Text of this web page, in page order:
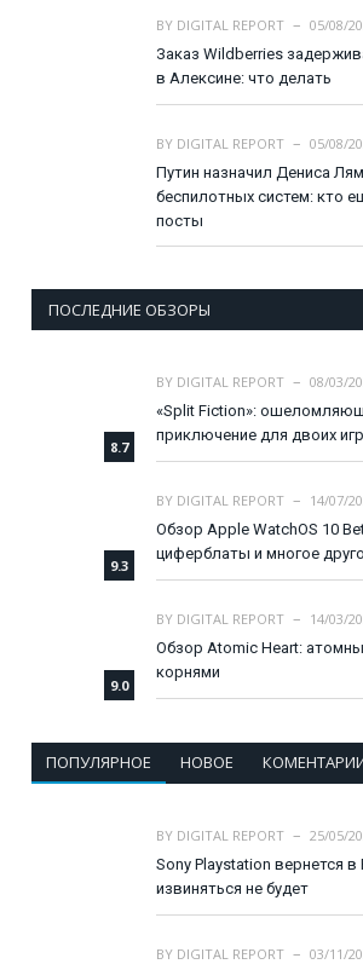
BY DIGITAL REPORT
05/08/
Заказ Wildberries
в Алексине: что делать
BY DIGITAL REPORT
05/08/
Путин назначил Дениса
беспилотных систем: кто
посты
ПОСЛЕДНИЕ ОБЗОРЫ
8.7
BY DIGITAL REPORT
08/03/
«Split Fiction»:
приключение для двоих
9.3
BY DIGITAL REPORT
14/07/
Обзор Apple WatchOS 10
циферблаты и многое
9.0
BY DIGITAL REPORT
14/03/
Обзор Atomic Heart:
корнями
ПОПУЛЯРНОЕ НОВОЕ
BY DIGITAL REPORT
25/05/
Sony Playstation вернется
извиняться не будет
BY DIGITAL REPORT
03/11/